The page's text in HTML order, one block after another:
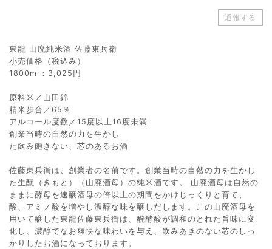
通報する
東龍 山廃純米酒 佐藤東兵衛
小売価格（税込み）
1800ml：3,025円
原料米／山田錦
精米歩合／65％
アルコール度数／15度以上16度未満
創業当時の自然の力を生かし
た飲み飽きない、芯のあるお酒
佐藤東兵衛は、創業者の名前です。創業当時の自然の力を生かし
た生酛（きもと）（山廃酒母）の純米酒です。 山廃酒母は自然の
ままに酵母を速醸酒母の倍以上の期間をかけじっくりと育て、
酸、アミノ酸を増やし濃醇な味を醸しだします。この山廃酒母を
用いて醸した東龍佐藤東兵衛は、醗酵酸が調和のとれた旨味に変
化し、濃醇でなお爽快な味わいを与え、飲みあきのない芯のしっ
かりしたお酒になっております。